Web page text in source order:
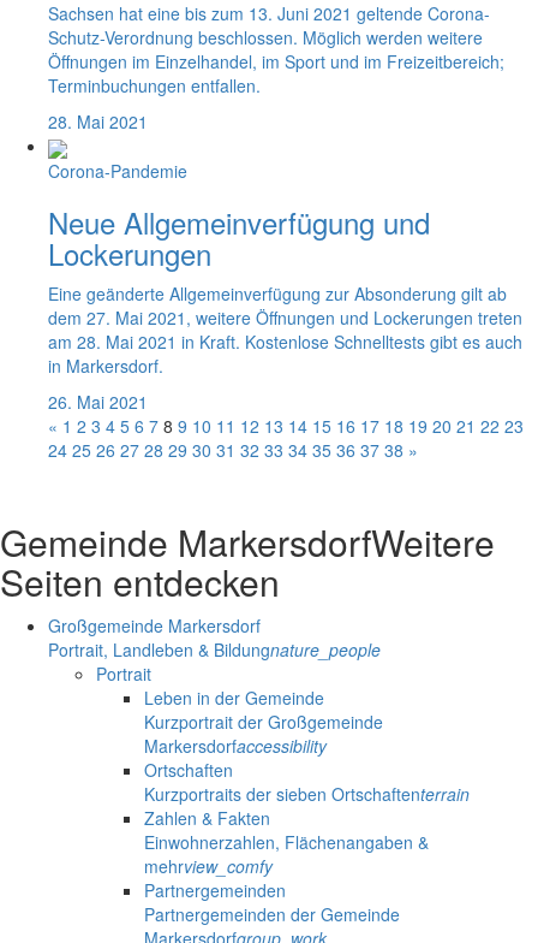
Sachsen hat eine bis zum 13. Juni 2021 geltende Corona-
Schutz-Verordnung beschlossen. Möglich werden weitere
Öffnungen im Einzelhandel, im Sport und im Freizeitbereich;
Terminbuchungen entfallen.
28. Mai 2021
Corona-Pandemie
Neue Allgemeinverfügung und
Lockerungen
Eine geänderte Allgemeinverfügung zur Absonderung gilt ab
dem 27. Mai 2021, weitere Öffnungen und Lockerungen treten
am 28. Mai 2021 in Kraft. Kostenlose Schnelltests gibt es auch
in Markersdorf.
26. Mai 2021
« 1 2 3 4 5 6 7 8 9 10 11 12 13 14 15 16 17 18 19 20 21 22 23
24 25 26 27 28 29 30 31 32 33 34 35 36 37 38 »
Gemeinde MarkersdorfWeitere
Seiten entdecken
Großgemeinde Markersdorf
Portrait, Landleben & Bildungnature_people
Portrait
Leben in der Gemeinde
Kurzportrait der Großgemeinde
Markersdorfaccessibility
Ortschaften
Kurzportraits der sieben Ortschaftenterrain
Zahlen & Fakten
Einwohnerzahlen, Flächenangaben &
mehrview_comfy
Partnergemeinden
Partnergemeinden der Gemeinde
Markersdorfgroup_work